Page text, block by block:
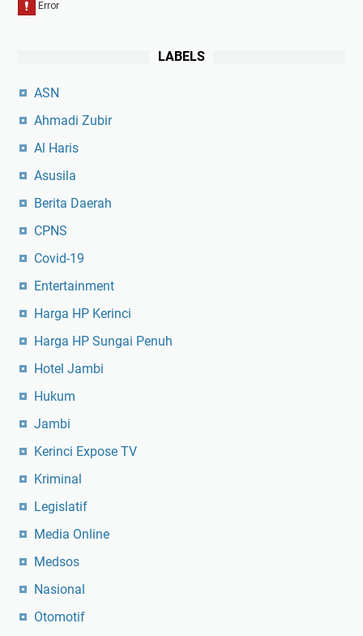
LABELS
ASN
Ahmadi Zubir
Al Haris
Asusila
Berita Daerah
CPNS
Covid-19
Entertainment
Harga HP Kerinci
Harga HP Sungai Penuh
Hotel Jambi
Hukum
Jambi
Kerinci Expose TV
Kriminal
Legislatif
Media Online
Medsos
Nasional
Otomotif